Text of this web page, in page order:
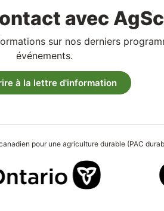
avec
sur nos derniers
événements.
à la lettre d'information
pour une agriculture durable (PAC